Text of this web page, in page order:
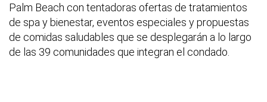
Palm Beach con tentadoras ofertas de tratamientos
de spa y bienestar, eventos especiales y propuestas
de comidas saludables que se desplegarán a lo largo
de las 39 comunidades que integran el condado.